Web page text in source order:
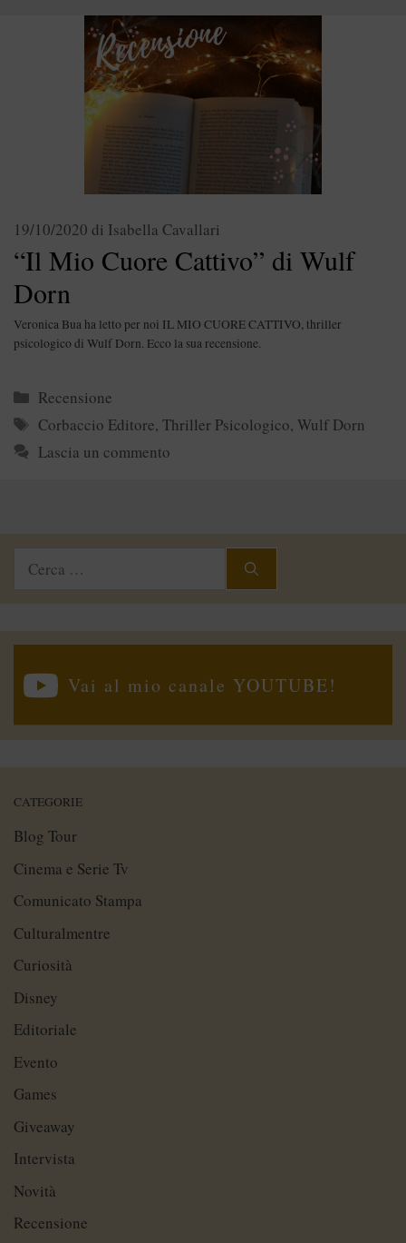
“Il Mio Cuore Cattivo” di Wulf
Dorn
19/10/2020 di Isabella Cavallari
Veronica Bua ha letto per noi IL MIO CUORE CATTIVO, thriller
psicologico di Wulf Dorn. Ecco la sua recensione.
Categorie
Recensione
Tag
Corbaccio Editore,Thriller Psicologico,Wulf Dorn
Lascia un commento
Ricerca
Vai al mio canale YOUTUBE!
CATEGORIE
Blog Tour
Cinema e Serie Tv
Comunicato Stampa
Culturalmentre
Curiosità
Disney
Editoriale
Evento
Games
Giveaway
Intervista
Novità
Recensione